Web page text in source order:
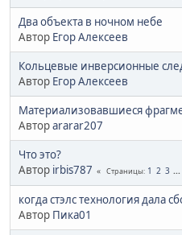
Два объекта в ночном небе
Автор Егор Алексеев
Кольцевые инверсионные
Автор Егор Алексеев
Материализовавшиеся
Авторararar207
Что это?
Автор irbis787 Страницы 1 2 3 ...
когда стэлс технология дала
Автор Пика01